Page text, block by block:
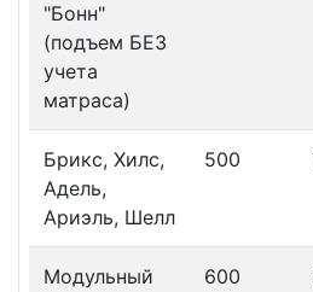
"Бонн"
(подъем БЕЗ
учета
матраса)
Брикс, Хилс,
Адель,
Ариэль, Шелл
500
Модульный
600